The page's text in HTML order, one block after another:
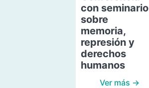
con seminario
sobre
memoria,
represión y
derechos
humanos
Ver más →